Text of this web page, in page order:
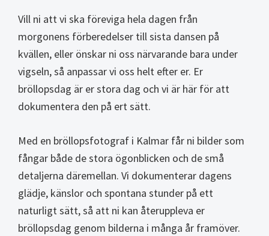
Vill ni att vi ska föreviga hela dagen från
morgonens förberedelser till sista dansen på
kvällen, eller önskar ni oss närvarande bara under
vigseln, så anpassar vi oss helt efter er. Er
bröllopsdag är er stora dag och vi är här för att
dokumentera den på ert sätt.
Med en bröllopsfotograf i Kalmar får ni bilder som
fångar både de stora ögonblicken och de små
detaljerna däremellan. Vi dokumenterar dagens
glädje, känslor och spontana stunder på ett
naturligt sätt, så att ni kan återuppleva er
bröllopsdag genom bilderna i många år framöver.